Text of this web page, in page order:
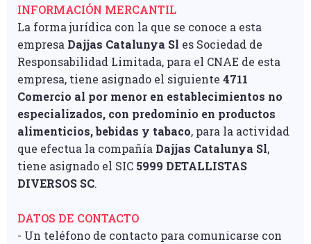
INFORMACIÓN MERCANTIL
La forma jurídica con la que se conoce a esta
empresa Dajjas Catalunya Sl es Sociedad de
Responsabilidad Limitada, para el CNAE de esta
empresa, tiene asignado el siguiente 4711
Comercio al por menor en establecimientos no
especializados, con predominio en productos
alimenticios, bebidas y tabaco, para la actividad
que efectua la compañía Dajjas Catalunya Sl,
tiene asignado el SIC 5999 DETALLISTAS
DIVERSOS SC.
DATOS DE CONTACTO
- Un teléfono de contacto para comunicarse con